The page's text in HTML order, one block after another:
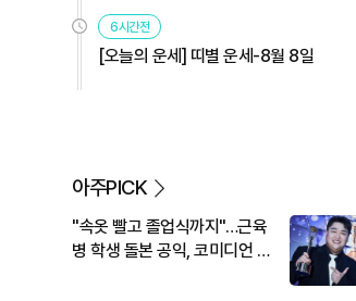
6시간전
[오늘의 운세] 띠별 운세-8월 8일
아주PICK
"속옷 빨고 졸업식까지"…근육
병 학생 돌본 공익, 코미디언 김